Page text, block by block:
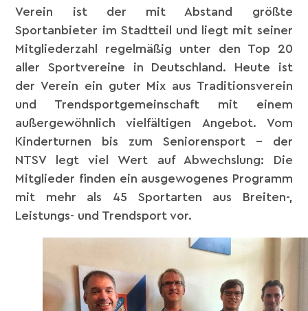
Verein ist der mit Abstand größte
Sportanbieter im Stadtteil und liegt mit seiner
Mitgliederzahl regelmäßig unter den Top 20
aller Sportvereine in Deutschland. Heute ist
der Verein ein guter Mix aus Traditionsverein
und Trendsportgemeinschaft mit einem
außergewöhnlich vielfältigen Angebot. Vom
Kinderturnen bis zum Seniorensport – der
NTSV legt viel Wert auf Abwechslung: Die
Mitglieder finden ein ausgewogenes Programm
mit mehr als 45 Sportarten aus Breiten-,
Leistungs- und Trendsport vor.